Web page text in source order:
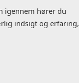
igennem hører du
indsigt og erfaring,